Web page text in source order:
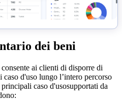
dei beni
ai clienti di disporre di
caso d'uso lungo l’intero percorso
caso d'usosupportati da